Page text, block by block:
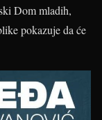
Dom mladih,
pokazuje da će